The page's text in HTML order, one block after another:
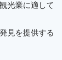
光業に適して
見を提供する